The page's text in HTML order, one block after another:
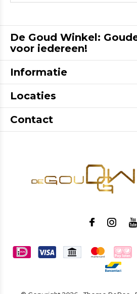
De Goud Winkel:
voor iedereen!
Informatie
Locaties
Contact